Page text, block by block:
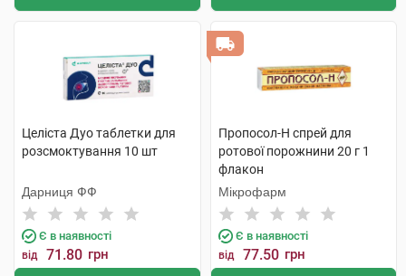
Целіста Дуо таблетки для
розсмоктування 10 шт
Дарниця ФФ
Є в наявності
від 71.80 грн
Пропосол-Н спрей для
ротової порожнини 20 г 1
флакон
Мікрофарм
Є в наявності
від 77.50 грн